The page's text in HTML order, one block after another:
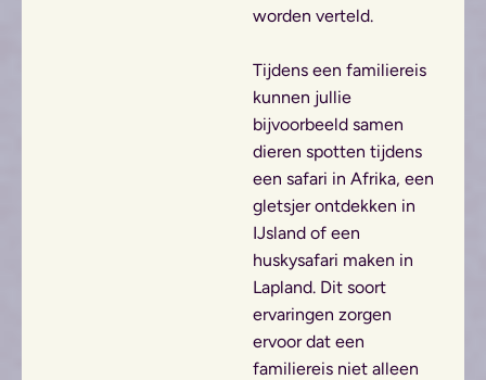
worden verteld.
Tijdens een familiereis
kunnen jullie
bijvoorbeeld samen
dieren spotten tijdens
een safari in Afrika, een
gletsjer ontdekken in
IJsland of een
huskysafari maken in
Lapland. Dit soort
ervaringen zorgen
ervoor dat een
familiereis niet alleen